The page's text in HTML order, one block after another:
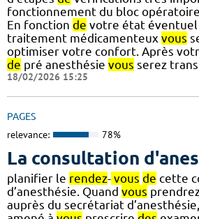
fonctionnement du bloc
En fonction de votre état éventuel
traitement médicamenteux vous
optimiser votre confort. Après
de pré anesthésie vous serez
18/02/2026 15:25
PAGES
relevance: 78%
La consultation
planifier le rendez- vous de cette
d’anesthésie. Quand vous
auprès du secrétariat